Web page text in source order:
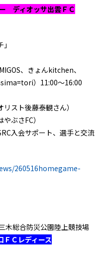
ディオッサ出雲ＦＣ
、きょんkitchen、
）11:00～16:00
スト後藤泰観さん）
ぶさFC）
入会サポート、選手と交流
260516homegame-
木総合防災公園陸上競技場
Ｃレディース